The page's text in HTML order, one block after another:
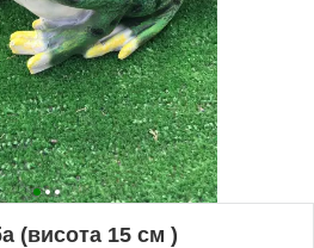
(висота 15 см )